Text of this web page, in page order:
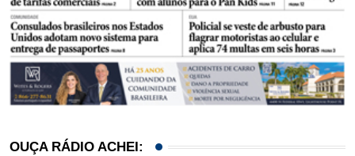
OUÇA RÁDIO ACHEI: